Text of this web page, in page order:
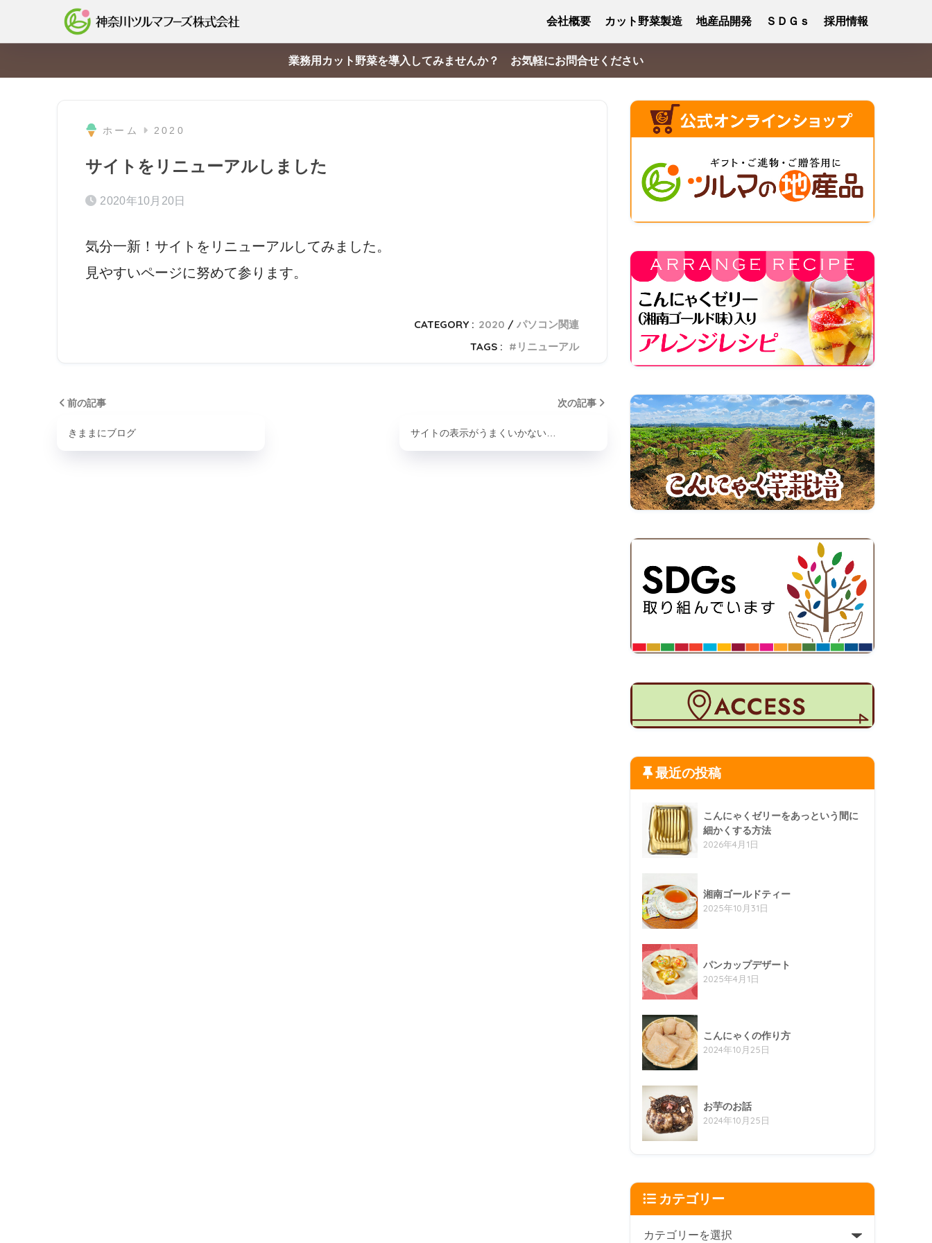
会社概要 カット野菜製造 地産品開発 ＳＤＧｓ 採用情報
業務用カット野菜を導入してみませんか？ お気軽にお問合せください
ホーム 2020
サイトをリニューアルしました
2020年10月20日
気分一新！サイトをリニューアルしてみました。
見やすいページに努めて参ります。
CATEGORY : 2020
パソコン関連
TAGS :
リニューアル
前の記事
きままにブログ
次の記事
サイトの表示がうまくいかない…
最近の投稿
こんにゃくゼリーをあっという間に
細かくする方法
2026年4月1日
湘南ゴールドティー
2025年10月31日
パンカップデザート
2025年4月1日
こんにゃくの作り方
2024年10月25日
お芋のお話
2024年10月25日
カテゴリー